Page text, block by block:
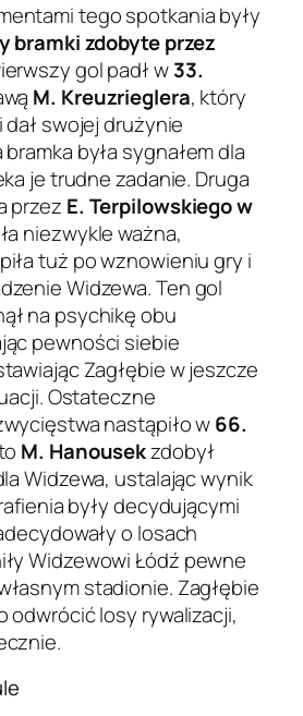
tego spotkania były
bramki zdobyte przez
gol padł w33.
M. Kreuzrieglera, który
swojej drużynie
była sygnałem dla
je trudne zadanie. Druga
przez E. Terpilowskiego w
niezwykle ważna,
tuż po wznowieniu gry i
Widzewa. Ten gol
na psychikę obu
pewności siebie
Zagłębie w jeszcze
Ostateczne
nastąpiło w66.
M. Hanousekzdobył
Widzewa, ustalając wynik
były decydującymi
o losach
Widzewowi Łódź pewne
stadionie. Zagłębie
odwrócić losy rywalizacji,